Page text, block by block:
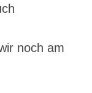
noch am